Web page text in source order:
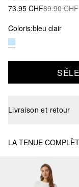
73.95 CHF89.90 CHF
Coloris:bleu clair
Livraison et retour
LA TENUE